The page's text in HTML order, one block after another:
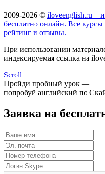
2009-2026 © iloveenglish.ru –
бесплатно онлайн. Все
рейтинг и отзывы.
При использовании
индексируемая ссылка на
Scroll
Пройди пробный урок —
попробуй английский по
Заявка на